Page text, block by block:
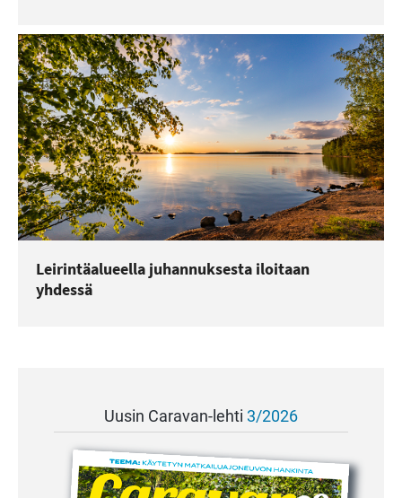
Leirintäalueella juhannuksesta iloitaan
yhdessä
Uusin Caravan-lehti 3/2026